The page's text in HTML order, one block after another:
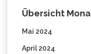
Übersicht
Mai 2024
April 2024